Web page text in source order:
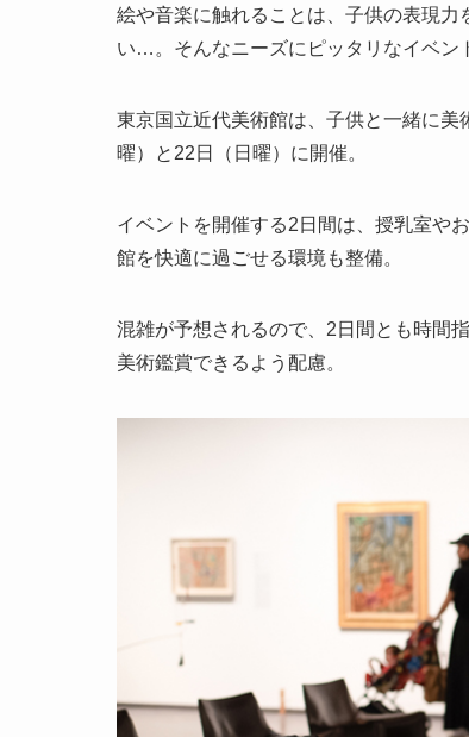
絵や音楽に触れることは、子供の表現力
い…。そんなニーズにピッタリなイベン
東京国立近代美術館は、子供と一緒に
曜）と22日（日曜）に開催。
イベントを開催する2日間は、授乳室や
館を快適に過ごせる環境も整備。
混雑が予想されるので、2日間とも時間
美術鑑賞できるよう配慮。